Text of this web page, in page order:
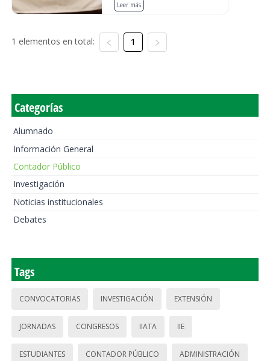
Leer más
1 elementos en total: 1
Categorías
Alumnado
Información General
Contador Público
Investigación
Noticias institucionales
Debates
Tags
CONVOCATORIAS INVESTIGACIÓN EXTENSIÓN
JORNADAS CONGRESOS IIATA IIE
ESTUDIANTES CONTADOR PÚBLICO ADMINISTRACIÓN